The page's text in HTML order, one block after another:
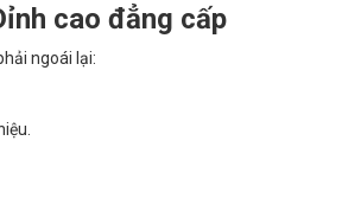
cao đẳng cấp
ngoái lại: